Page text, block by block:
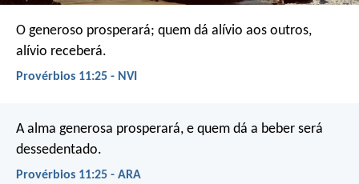
O generoso prosperará; quem dá alívio aos outros,
alívio receberá.
Provérbios 11:25 - NVI
A alma generosa prosperará, e quem dá a beber será
dessedentado.
Provérbios 11:25 - ARA